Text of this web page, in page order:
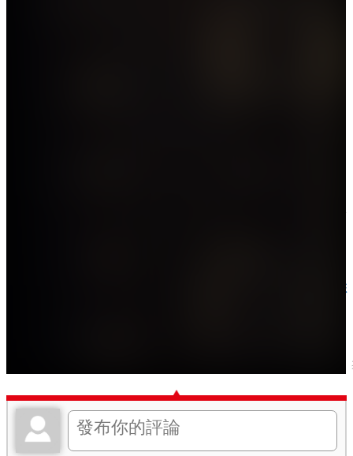
李家超：23條立法是今年施政首件大事 籲提建設性